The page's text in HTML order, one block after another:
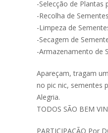
-Selecção de Plantas
-Recolha de Sementes
-Limpeza de
-Secagem de
-Armazenamento de
Apareçam, tragam
no pic nic, sementes
Alegria.
TODOS SÃO BEM
PARTICIPAÇÃO Por